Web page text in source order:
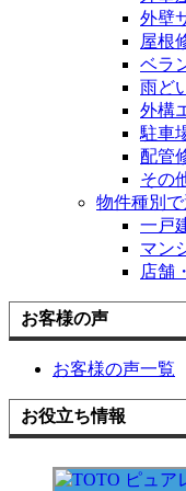
外壁
屋根
ベラ
雨ど
外構
駐車
配管
その
物件種別
一戸
マン
店舗
お客様の声
お客様の声一覧
お役立ち情報